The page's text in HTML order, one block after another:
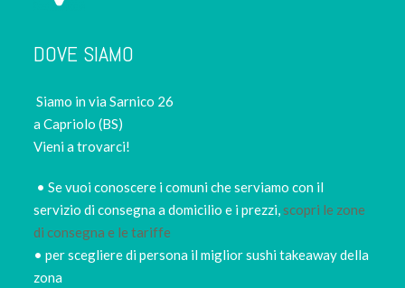
DOVE SIAMO
Siamo in via Sarnico 26
a Capriolo (BS)
Vieni a trovarci!
• Se vuoi conoscere i comuni che serviamo con il
servizio di consegna a domicilio e i prezzi,scopri le zone
di consegna e le tariffe
• per scegliere di persona il miglior sushi takeaway della
zona